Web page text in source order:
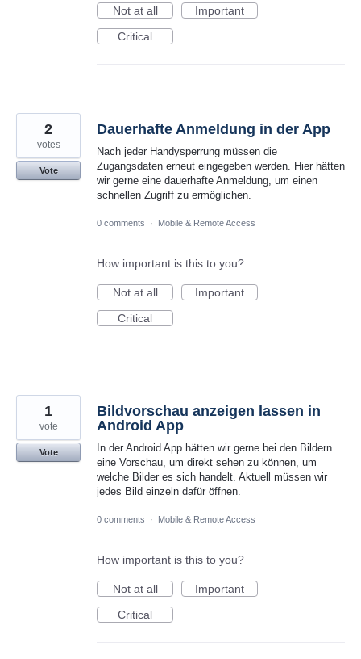
Not at all
Important
Critical
Dauerhafte Anmeldung in der App
Nach jeder Handysperrung müssen die
Zugangsdaten erneut eingegeben werden. Hier hätten
wir gerne eine dauerhafte Anmeldung, um einen
schnellen Zugriff zu ermöglichen.
2
votes
Vote
0 comments · Mobile & Remote Access
How important is this to you?
Not at all
Important
Critical
Bildvorschau anzeigen lassen in
Android App
In der Android App hätten wir gerne bei den Bildern
eine Vorschau, um direkt sehen zu können, um
welche Bilder es sich handelt. Aktuell müssen wir
jedes Bild einzeln dafür öffnen.
1
vote
Vote
0 comments · Mobile & Remote Access
How important is this to you?
Not at all
Important
Critical